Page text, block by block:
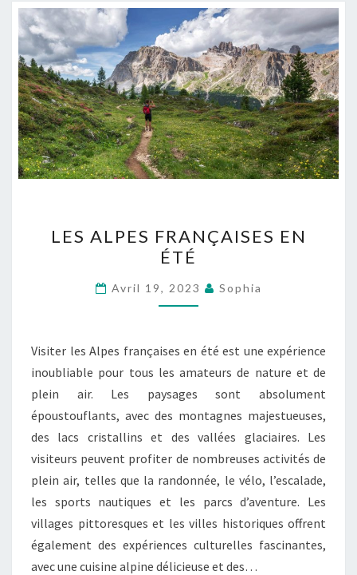
ALPES
FRANÇAISES
EN
ÉTÉ
LES ALPES FRANÇAISES EN
ÉTÉ
Avril 19, 2023 Sophia
Visiter les Alpes françaises en été est une expérience
inoubliable pour tous les amateurs de nature et de
plein air. Les paysages sont absolument
époustouflants, avec des montagnes majestueuses,
des lacs cristallins et des vallées glaciaires. Les
visiteurs peuvent profiter de nombreuses activités de
plein air, telles que la randonnée, le vélo, l’escalade,
les sports nautiques et les parcs d’aventure. Les
villages pittoresques et les villes historiques offrent
également des expériences culturelles fascinantes,
avec une cuisine alpine délicieuse et des…